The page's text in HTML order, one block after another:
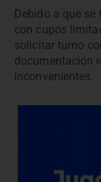
Debido a que
con cupos
solicitar turno
documentación
inconvenientes.